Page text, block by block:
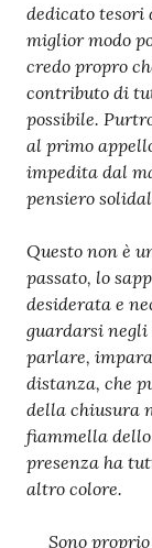
dedicato tesori
miglior modo
credo propro
contributo di
possibile.
al primo
impedita dal
pensiero
Questo non è
passato, lo
desiderata e
guardarsi negli
parlare,
distanza, che
della chiusura
fiammella
presenza ha
altro colore.
Sono proprio